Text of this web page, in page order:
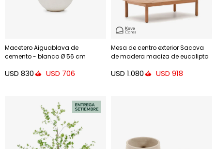
Macetero Aiguablava de
cemento - blanco Ø 56 cm
USD 830 USD 706
Mesa de centro exterior Sacova
de madera maciza de eucalipto
USD 1.080 USD 918